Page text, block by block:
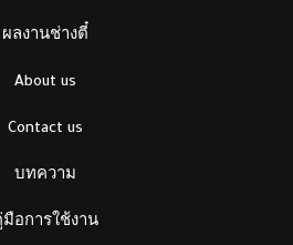
ผลงานช่างตี๋
About us
Contact us
บทความ
มือการใช้งาน